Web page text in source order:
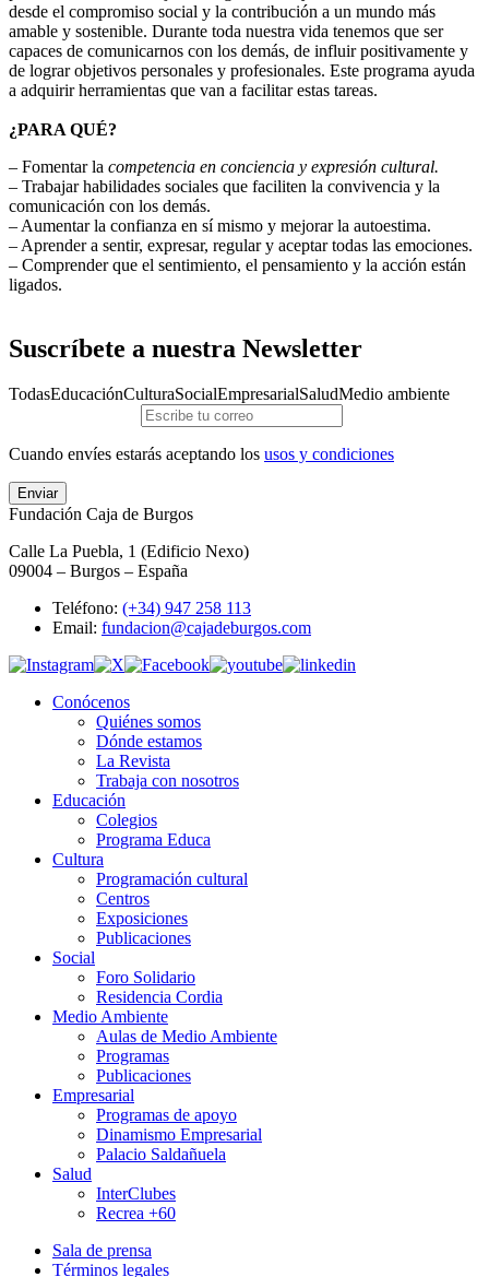
desde el compromiso social y la contribución a un mundo más
amable y sostenible. Durante toda nuestra vida tenemos que ser
capaces de comunicarnos con los demás, de influir positivamente y
de lograr objetivos personales y profesionales. Este programa ayuda
a adquirir herramientas que van a facilitar estas tareas.
¿PARA QUÉ?
– Fomentar la competencia en conciencia y expresión cultural.
– Trabajar habilidades sociales que faciliten la convivencia y la
comunicación con los demás.
– Aumentar la confianza en sí mismo y mejorar la autoestima.
– Aprender a sentir, expresar, regular y aceptar todas las emociones.
– Comprender que el sentimiento, el pensamiento y la acción están
ligados.
Suscríbete a nuestra Newsletter
TodasEducaciónCulturaSocialEmpresarialSaludMedio ambiente
Cuando envíes estarás aceptando los usos y condiciones
Enviar
Fundación Caja de Burgos
Calle La Puebla, 1 (Edificio Nexo)
09004 – Burgos – España
Teléfono: (+34) 947 258 113
Email: fundacion@cajadeburgos.com
Conócenos
Quiénes somos
Dónde estamos
La Revista
Trabaja con nosotros
Educación
Colegios
Programa Educa
Cultura
Programación cultural
Centros
Exposiciones
Publicaciones
Social
Foro Solidario
Residencia Cordia
Medio Ambiente
Aulas de Medio Ambiente
Programas
Publicaciones
Empresarial
Programas de apoyo
Dinamismo Empresarial
Palacio Saldañuela
Salud
InterClubes
Recrea +60
Sala de prensa
Términos legales